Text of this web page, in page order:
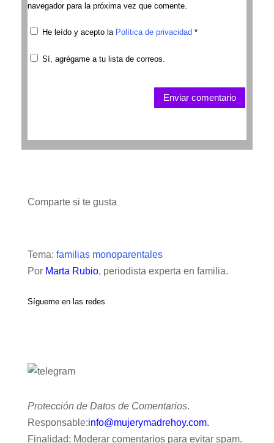
navegador para la próxima vez que comente.
He leído y acepto la Política de privacidad *
Sí, agrégame a tu lista de correos.
Enviar comentario
Comparte si te gusta
Tema: familias monoparentales
Por Marta Rubio, periodista experta en familia.
Sígueme en las redes
Protección de Datos de Comentarios.
Responsable:info@mujerymadrehoy.com.
Finalidad: Moderar comentarios para evitar spam.